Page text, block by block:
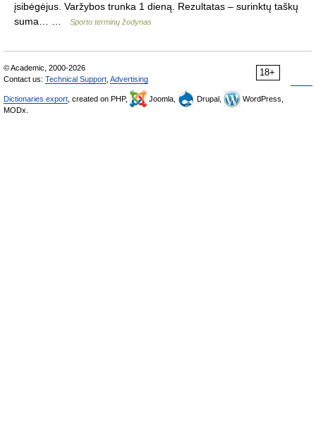
įsibėgėjus. Varžybos trunka 1 dieną. Rezultatas – surinktų taškų
suma… …
Sporto terminų žodynas
18+
© Academic, 2000-2026
Contact us: Technical Support Advertising
Dictionaries export , created on PHP, Joomla, Drupal,
WordPress,
MODx.